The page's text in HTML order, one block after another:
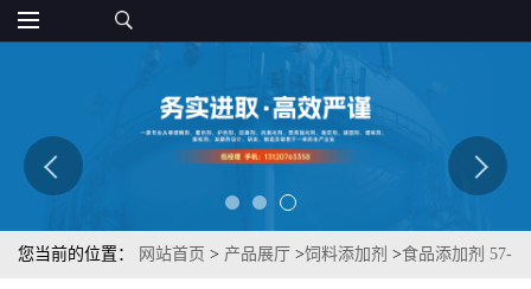
您当前的位置： 网站首页 > 产品展厅 >饲料添加剂 >食品添加剂 57-